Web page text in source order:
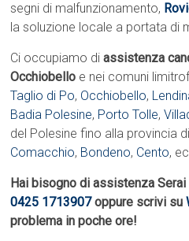
segni di malfunzionamento,
la soluzione locale a portata di
Ci occupiamo diassistenza
Occhiobello e nei comuni
Taglio di Po, Occhiobello,
Badia Polesine, Porto Tolle,
del Polesine fino alla provincia di
Comacchio, Bondeno, Cento,
Hai bisogno di assistenza
0425 1713907oppure scrivi su
problema in poche ore!